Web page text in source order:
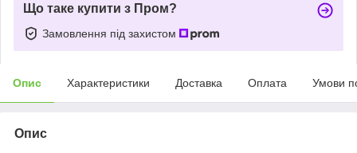
Що таке купити з Пром?
Замовлення під захистом
Опис Характеристики Доставка Оплата Умови
Опис